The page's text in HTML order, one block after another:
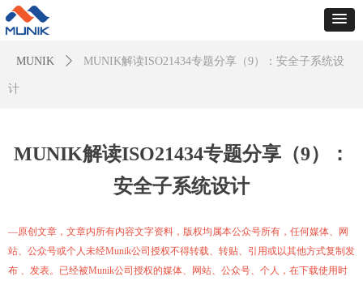
MUNIK ꄲ MUNIK解读ISO21434专题分享（9）：安全子系统设
计
MUNIK解读ISO21434专题分享（9）：
安全子系统设计
—原创文章，文章内所有内容文字资料，版权均属本公众号所有，任何媒体、网
站、公众号或个人未经Munik公司授权不得转载、转贴、引用或以其他方式复制发
布 、发表。已经被Munik公司授权的媒体、网站、公众号、个人，在下载使用时